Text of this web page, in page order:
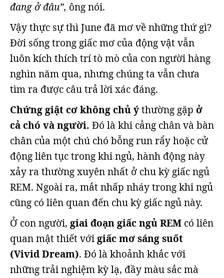
đang ở đâu”, ông nói.
Vậy thực sự thì June đã mơ về những thứ gì?
Đời sống trong giấc mơ của động vật vẫn
luôn kích thích trí tò mò của con người hàng
nghìn năm qua, nhưng chúng ta vẫn chưa
tìm ra được câu trả lời xác đáng.
Chứng giật cơ không chủ ýthường gặp ở
cả chó và người. Đó là khi cẳng chân và bàn
chân của một chú chó bỗng run rẩy hoặc cử
động liên tục trong khi ngủ, hành động này
xảy ra thường xuyên nhất ở chu kỳ giấc ngủ
REM. Ngoài ra, mắt nhấp nháy trong khi ngủ
cũng có liên quan đến chu kỳ giấc ngủ này.
Ở con người, giai đoạn giấc ngủ REM có liên
quan mật thiết với giấc mơ sáng suốt
(Vivid Dream). Đó là khoảnh khắc với
những trải nghiệm kỳ lạ, đầy màu sắc mà